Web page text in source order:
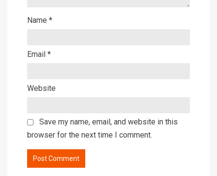
Name *
Email *
Website
Save my name, email, and website in this
browser for the next time I comment.